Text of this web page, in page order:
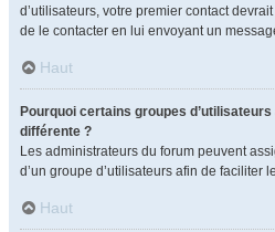
d’utilisateurs, votre premier contact
de le contacter en lui envoyant un
Haut
Pourquoi certains groupes
différente ?
Les administrateurs du forum peuvent
d’un groupe d’utilisateurs afin de faciliter
Haut